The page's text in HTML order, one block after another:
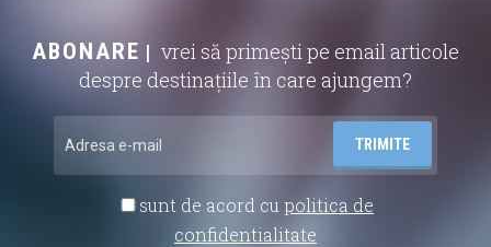
ABONARE
vrei să primești pe email articole
despre destinațiile în care ajungem?
sunt de acord cu politica de
confidentialitate